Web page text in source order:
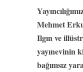
Mehmet
Ilgın ve
yayınevinin
bağımsız